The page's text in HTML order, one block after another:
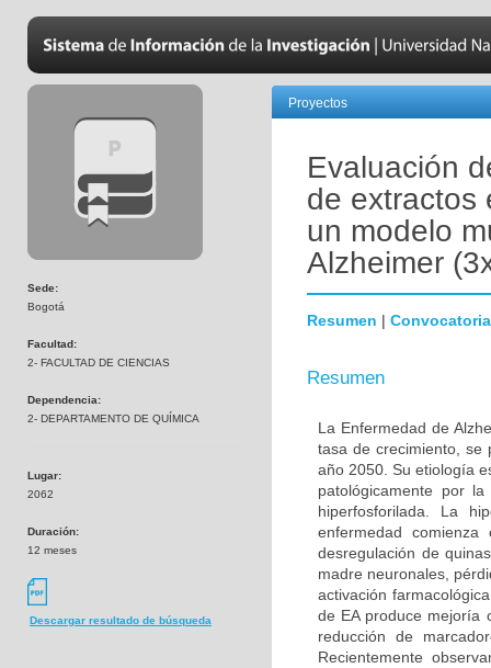
Sede:
Bogotá
Facultad:
2- FACULTAD DE CIENCIAS
Dependencia:
2- DEPARTAMENTO DE QUÍMICA
Lugar:
2062
Duración:
12 meses
Descargar resultado de búsqueda
Proyectos
Evaluación
de extractos
un modelo
Alzheimer
Resumen | Convocatoria
Resumen
La Enfermedad de
tasa de crecimiento, se
año 2050. Su etiología
patológicamente por
hiperfosforilada. La
enfermedad
desregulación de
madre neuronales,
activación
de EA produce mejoría
reducción de
Recientemente